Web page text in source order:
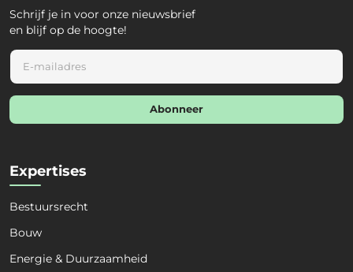
Schrijf je in voor onze nieuwsbrief
en blijf op de hoogte!
E
a
i
l
Abonneer
Expertises
Bestuursrecht
Bouw
Energie & Duurzaamheid
Naam*